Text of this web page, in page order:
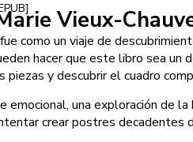
Vieux-
como un viaje de
hacer que este libro sea
piezas y descubrir el cuadro
una exploración de
crear postres